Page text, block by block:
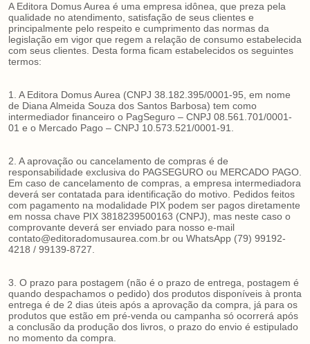
A Editora Domus Aurea é uma empresa idônea, que preza pela
qualidade no atendimento, satisfação de seus clientes e
principalmente pelo respeito e cumprimento das normas da
legislação em vigor que regem a relação de consumo estabelecida
com seus clientes. Desta forma ficam estabelecidos os seguintes
termos:
1. A Editora Domus Aurea (CNPJ 38.182.395/0001-95, em nome
de Diana Almeida Souza dos Santos Barbosa) tem como
intermediador financeiro o PagSeguro – CNPJ 08.561.701/0001-
01 e o Mercado Pago – CNPJ 10.573.521/0001-91.
2. A aprovação ou cancelamento de compras é de
responsabilidade exclusiva do PAGSEGURO ou MERCADO PAGO.
Em caso de cancelamento de compras, a empresa intermediadora
deverá ser contatada para identificação do motivo. Pedidos feitos
com pagamento na modalidade PIX podem ser pagos diretamente
em nossa chave PIX 3818239500163 (CNPJ), mas neste caso o
comprovante deverá ser enviado para nosso e-mail
contato@editoradomusaurea.com.br ou WhatsApp (79) 99192-
4218 / 99139-8727.
3. O prazo para postagem (não é o prazo de entrega, postagem é
quando despachamos o pedido) dos produtos disponíveis à pronta
entrega é de 2 dias úteis após a aprovação da compra, já para os
produtos que estão em pré-venda ou campanha só ocorrerá após
a conclusão da produção dos livros, o prazo do envio é estipulado
no momento da compra.